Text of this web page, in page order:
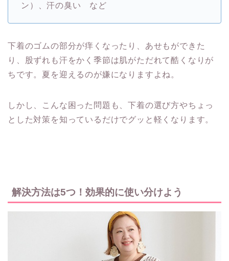
ン）、汗の臭い など
下着のゴムの部分が痒くなったり、あせもができた
り、股ずれも汗をかく季節は肌がただれて酷くなりが
ちです。夏を迎えるのが嫌になりますよね。
しかし、こんな困った問題も、下着の選び方やちょっ
とした対策を知っているだけでグッと軽くなります。
解決方法は5つ！効果的に使い分けよう